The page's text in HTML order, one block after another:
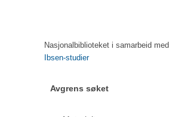
Nasjonalbiblioteket i samarbeid med
Ibsen-studier
Avgrens søket